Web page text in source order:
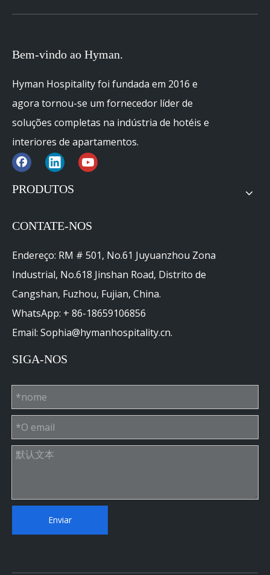
Bem-vindo ao Hyman.
Hyman Hospitality foi fundada em 2016 e
agora tornou-se um fornecedor líder de
soluções completas na indústria de hotéis e
interiores de apartamentos.
PRODUTOS
CONTATE-NOS
Endereço: RM # 501, No.61 Juyuanzhou Zona
Industrial, No.618 Jinshan Road, Distrito de
Cangshan, Fuzhou, Fujian, China.
WhatsApp: + 86-18659106856
Email: Sophia@hymanhospitality.cn.
SIGA-NOS
Enviar